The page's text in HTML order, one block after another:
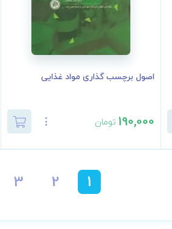
اصول برچسب گذاری مواد غذایی
190,000 تومان
1
2
3